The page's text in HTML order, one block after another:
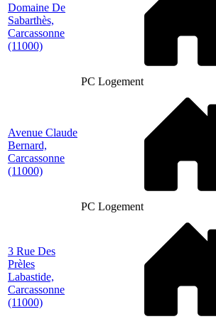
Domaine De
Sabarthès,
Carcassonne
(11000)
PC Logement
Avenue Claude
Bernard,
Carcassonne
(11000)
PC Logement
3 Rue Des
Prèles
Labastide,
Carcassonne
(11000)